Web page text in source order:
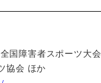
国障害者スポーツ大会
協会 ほか